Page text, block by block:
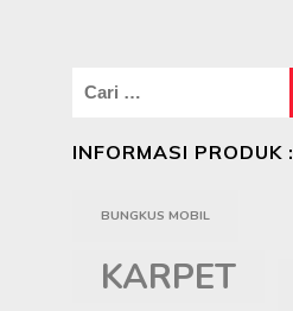
Cari
INFORMASI PRODUK :
BUNGKUS MOBIL
KARPET